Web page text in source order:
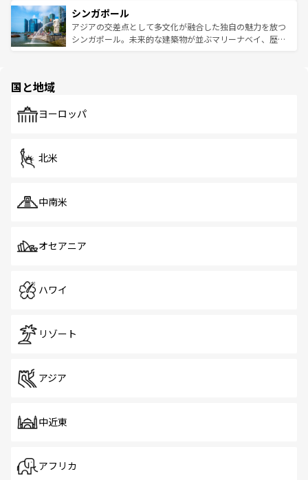
参照してほしい。
激する。気候は一年中温暖で、どの季節にも異なる楽しみ
が待っている。親しみやすいタイの人々、仏教を中心とし
た文化、そして多様な観光資源が、訪れる旅人を魅了し続
み、どこを訪れても感動するはず。観光スポットが密集し
ており、効率よく見どころを回れるのも魅力。息をのむよ
うな絶景から文化的な体験まで、香港を存分に楽しみ尽く
シンガポール
アジアの交差点として多文化が融合した独自の魅力を放つ
シンガポール。未来的な建築物が並ぶマリーナベイ、歴史
で、ホーカーズは地元の風情を楽しめる外せないスポット
国と地域
ヨーロッパ
北米
中南米
オセアニア
ハワイ
リゾート
アジア
中近東
アフリカ